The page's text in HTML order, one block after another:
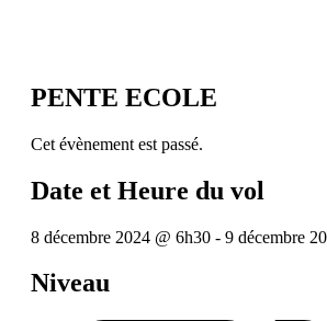
PENTE ECOLE
Cet évènement est passé.
Date et Heure du vol
8 décembre 2024 @ 6h30 - 9 décembre
Niveau